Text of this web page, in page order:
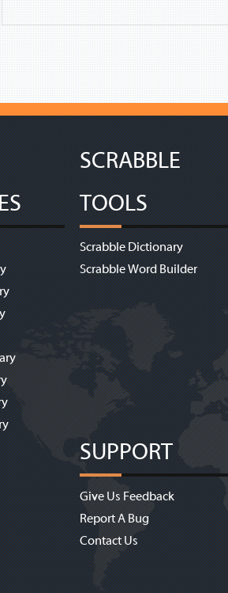
SCRABBLE
TOOLS
Scrabble Dictionary
Scrabble Word Builder
SUPPORT
Give Us Feedback
Report A Bug
Contact Us